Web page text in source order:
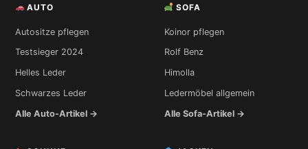
AUTO
Autositze pflegen
Testsieger 2024
Helles Leder
Schwarzes Leder
Alle Auto-Artikel →
SOFA
Koinor pflegen
Rolf Benz
Himolla
Ledermöbel allgemein
Alle Sofa-Artikel →